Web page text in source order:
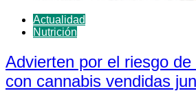
Actualidad
Nutrición
Advierten por el riesgo
con cannabis vendidas